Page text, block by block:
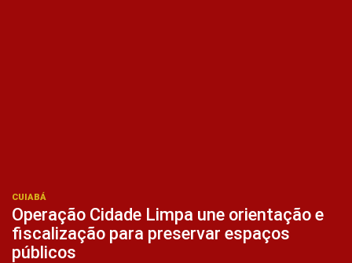
CUIABÁ
Operação Cidade Limpa une orientação e
fiscalização para preservar espaços
públicos